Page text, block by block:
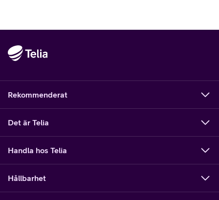
Rekommenderat
Det är Telia
Handla hos Telia
Hållbarhet